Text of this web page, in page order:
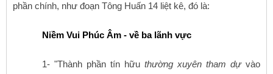
phần chính, như đoạn Tông Huấn 14 liệt kê, đó là:
Niềm Vui Phúc Âm - về ba lãnh vực
1- "Thành phần tín hữu thường xuyên tham dựvào